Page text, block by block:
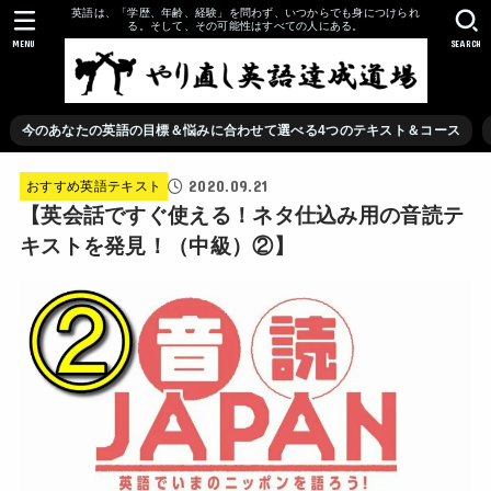
英語は、「学歴、年齢、経験」を問わず、いつからでも身につけられ
る。そして、その可能性はすべての人にある。
今のあなたの英語の目標＆悩みに合わせて選べる4つのテキスト＆コース
SEARCH
MENU
おすすめ英語テキスト 2020.09.21
【英会話ですぐ使える！ネタ仕込み用の音読テ
キストを発見！（中級）②】